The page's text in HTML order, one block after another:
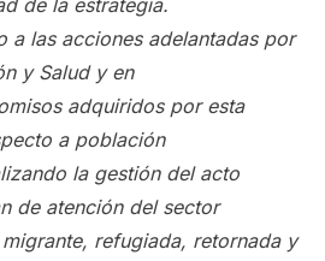
de la estrategia.
a las acciones adelantadas por
y Salud y en
adquiridos por esta
a población
la gestión del acto
de atención del sector
refugiada, retornada y